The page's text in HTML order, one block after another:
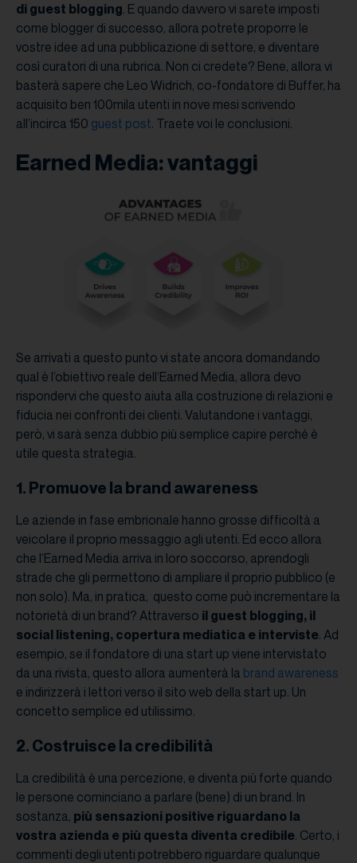
di guest blogging. E quando davvero vi sarete imposti
come blogger di successo, allora potrete proporre le
vostre idee ad una pubblicazione di settore, e diventare
così curatori di una rubrica. Non ci credete? Bene, allora vi
basterà sapere che Leo Widrich, co-fondatore di Buffer, ha
acquisito ben 100mila utenti in nove mesi scrivendo
all’incirca 150 guest post. Traete voi le conclusioni.
Earned Media: vantaggi
Se arrivati a questo punto vi state ancora domandando
qual è l’obiettivo reale dell’Earned Media, allora devo
rispondervi che questo aiuta alla costruzione di relazioni e
fiducia nei confronti dei clienti. Valutandone i vantaggi,
però, vi sarà senza dubbio più semplice capire perché è
utile questa strategia.
1. Promuove la brand awareness
Le aziende in fase embrionale hanno grosse difficoltà a
veicolare il proprio messaggio agli utenti. Ed ecco allora
che l’Earned Media arriva in loro soccorso, aprendogli
strade che gli permettono di ampliare il proprio pubblico (e
non solo). Ma, in pratica, questo come può incrementare la
notorietà di un brand? Attraverso il guest blogging, il
social listening, copertura mediatica e interviste. Ad
esempio, se il fondatore di una start up viene intervistato
da una rivista, questo allora aumenterà la brand awareness
e indirizzerà i lettori verso il sito web della start up. Un
concetto semplice ed utilissimo.
2. Costruisce la credibilità
La credibilità è una percezione, e diventa più forte quando
le persone cominciano a parlare (bene) di un brand. In
sostanza, più sensazioni positive riguardano la
vostra azienda e più questa diventa credibile. Certo, i
commenti degli utenti potrebbero riguardare qualunque